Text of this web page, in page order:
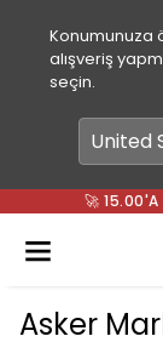
Konumunuza
alışveriş
seçin.
🚀 15.00'A
Asker